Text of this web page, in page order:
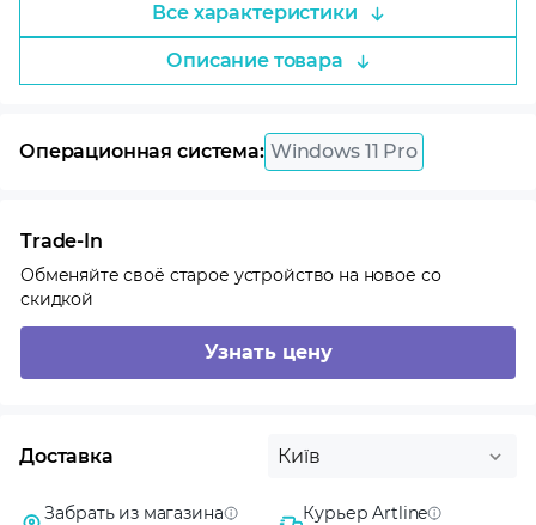
Все характеристики
Описание товара
Операционная система: Windows 11 Pro
Trade-In
Обменяйте своё старое устройство на новое со
скидкой
Узнать цену
Доставка Київ
Забрать из магазина
Курьер Artline